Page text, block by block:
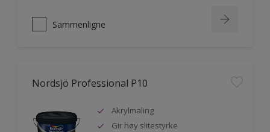
Sammenligne
Nordsjö Professional P10
Akrylmaling
Gir høy slitestyrke